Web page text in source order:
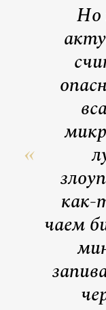
Но
как-
чаем